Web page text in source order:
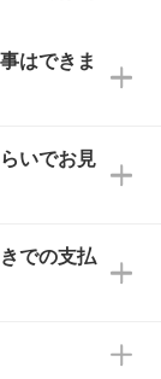
はできま
ゲストの
依頼く
いでお見
ます。混
ともご
ご連絡
での支払